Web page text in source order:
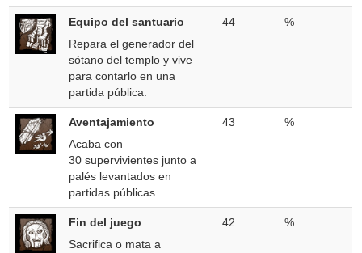
Equipo del santuario
Repara el generador del
sótano del templo y vive
para contarlo en una
partida pública.
44 %
Aventajamiento
Acaba con
30 supervivientes junto a
palés levantados en
partidas públicas.
43 %
Fin del juego
Sacrifica o mata a
42 %